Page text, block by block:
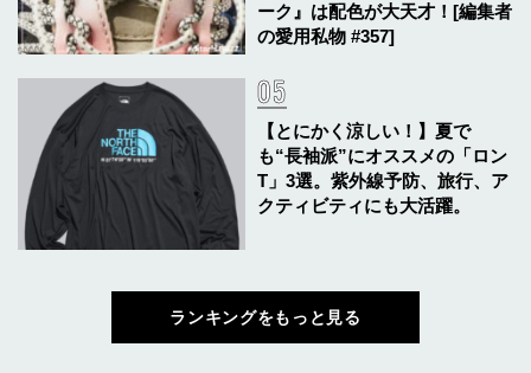
ーク』は配色が大天才！[編集者
の愛用私物 #357]
【とにかく涼しい！】夏で
も“長袖派”にオススメの「ロン
T」3選。紫外線予防、旅行、ア
クティビティにも大活躍。
ランキングをもっと見る